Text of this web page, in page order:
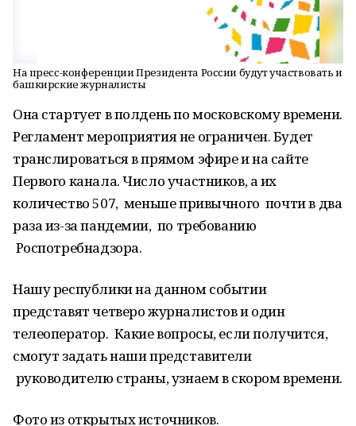
На пресс-конференции Президента России будут участвовать и
башкирские журналисты
Она стартует в полдень по московскому времени.
Регламент мероприятия не ограничен. Будет
транслироваться в прямом эфире и на сайте
Первого канала. Число участников, а их
количество 507, меньше привычного почти в два
раза из-за пандемии, по требованию
Роспотребнадзора.
Нашу республики на данном событии
представят четверо журналистов и один
телеоператор. Какие вопросы, если получится,
смогут задать наши представители
руководителю страны, узнаем в скором времени.
Фото из открытых источников.